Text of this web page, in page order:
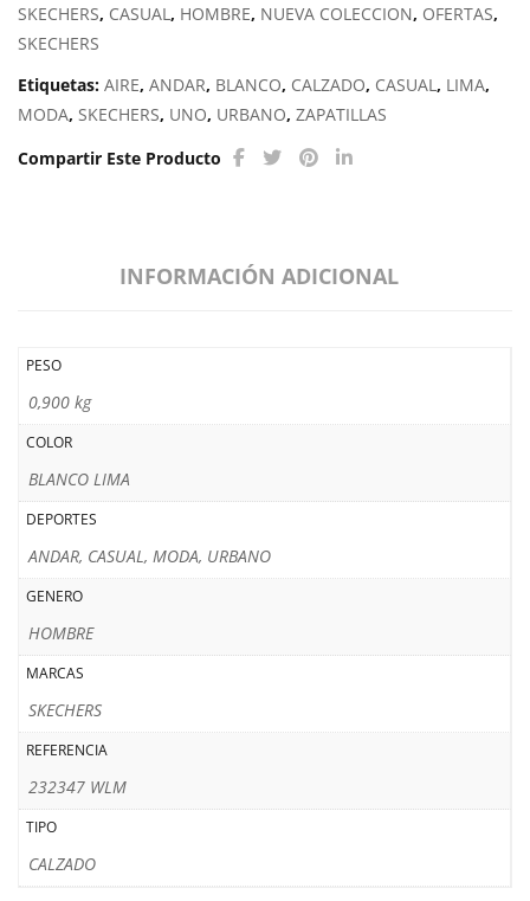
SKECHERS, CASUAL, HOMBRE, NUEVA COLECCION, OFERTAS,
SKECHERS
Etiquetas: AIRE, ANDAR, BLANCO, CALZADO, CASUAL, LIMA,
MODA, SKECHERS, UNO, URBANO, ZAPATILLAS
Compartir Este Producto
INFORMACIÓN ADICIONAL
PESO
0,900 kg
COLOR
BLANCO LIMA
DEPORTES
ANDAR, CASUAL, MODA, URBANO
GENERO
HOMBRE
MARCAS
SKECHERS
REFERENCIA
232347 WLM
TIPO
CALZADO